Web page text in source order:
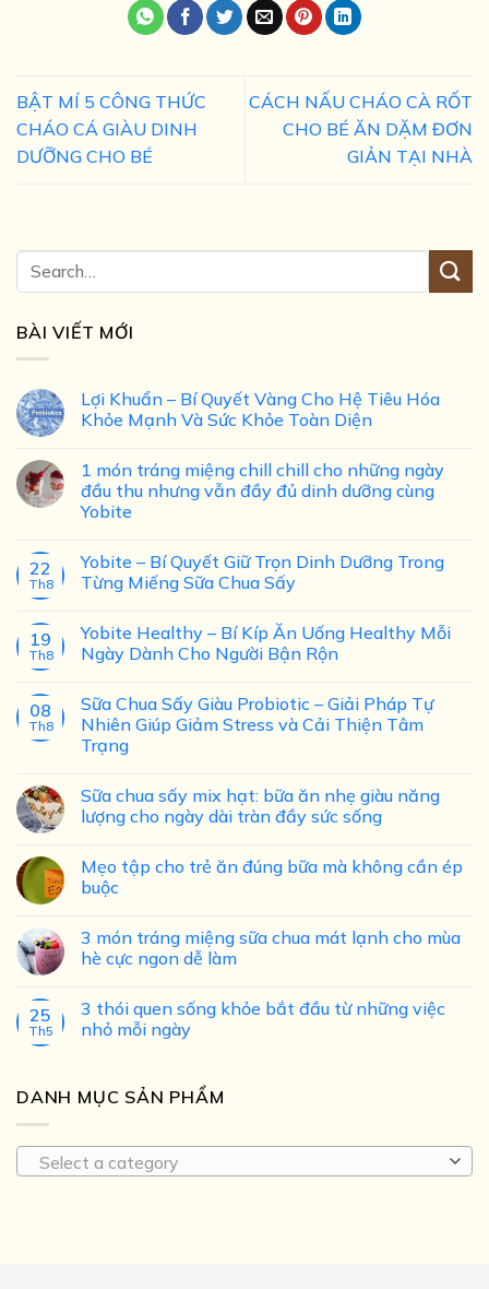
BẬT MÍ 5 CÔNG THỨC
CHÁO CÁ GIÀU DINH
DƯỠNG CHO BÉ
CÁCH NẤU CHÁO CÀ RỐT
CHO BÉ ĂN DẶM ĐƠN
GIẢN TẠI NHÀ
BÀI VIẾT MỚI
Lợi Khuẩn – Bí Quyết Vàng Cho Hệ Tiêu Hóa
Khỏe Mạnh Và Sức Khỏe Toàn Diện
1 món tráng miệng chill chill cho những ngày
đầu thu nhưng vẫn đầy đủ dinh dưỡng cùng
Yobite
22
Th8
Yobite – Bí Quyết Giữ Trọn Dinh Dưỡng Trong
Từng Miếng Sữa Chua Sấy
19
Th8
Yobite Healthy – Bí Kíp Ăn Uống Healthy Mỗi
Ngày Dành Cho Người Bận Rộn
08
Th8
Sữa Chua Sấy Giàu Probiotic – Giải Pháp Tự
Nhiên Giúp Giảm Stress và Cải Thiện Tâm
Trạng
Sữa chua sấy mix hạt: bữa ăn nhẹ giàu năng
lượng cho ngày dài tràn đầy sức sống
Mẹo tập cho trẻ ăn đúng bữa mà không cần ép
buộc
3 món tráng miệng sữa chua mát lạnh cho mùa
hè cực ngon dễ làm
25
Th5
3 thói quen sống khỏe bắt đầu từ những việc
nhỏ mỗi ngày
DANH MỤC SẢN PHẨM
Select a category